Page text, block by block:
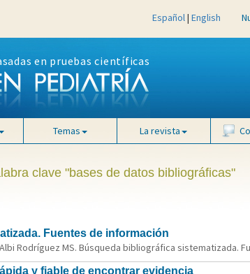
Español| English
en pruebas científicas
Temas La revista
clave "bases de datos bibliográficas"
Fuentes de información
Rodríguez MS. Búsqueda bibliográfica sistematizada.
y fiable de encontrar evidencia